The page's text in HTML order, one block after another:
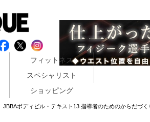
フィットネス
スペシャリスト
ショッピング
JBBAボディビル・テキスト13 指導者のためのからだづ